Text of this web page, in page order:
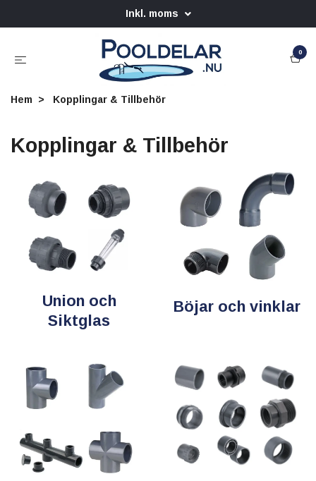
Inkl. moms
0
Hem Kopplingar & Tillbehör
Kopplingar & Tillbehör
Union och
Siktglas
Böjar och vinklar